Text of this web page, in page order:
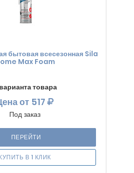
бытовая всесезонная Sila
Max Foam
товара
от 517
Под заказ
ПЕРЕЙТИ
В 1 КЛИК